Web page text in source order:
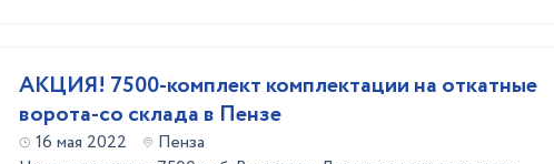
АКЦИЯ! 7500-комплект комплектации на откатные
ворота-со склада в Пензе
16 мая 2022
Пенза